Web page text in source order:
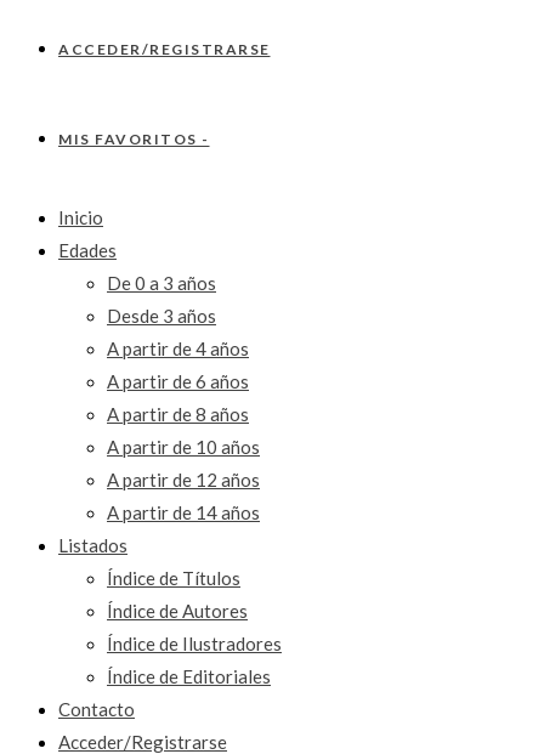
ACCEDER/REGISTRARSE
MIS FAVORITOS -
Inicio
Edades
De 0 a 3 años
Desde 3 años
A partir de 4 años
A partir de 6 años
A partir de 8 años
A partir de 10 años
A partir de 12 años
A partir de 14 años
Listados
Índice de Títulos
Índice de Autores
Índice de Ilustradores
Índice de Editoriales
Contacto
Acceder/Registrarse